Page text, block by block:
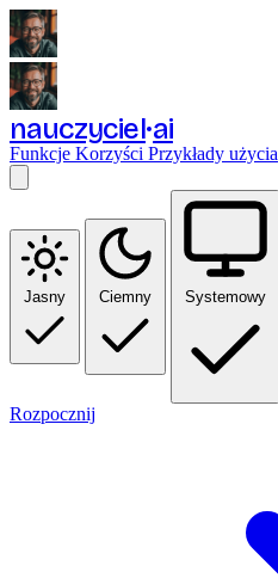
nauczyciel ai
Funkcje Korzyści Przykłady użycia
Jasny Ciemny Systemowy
Rozpocznij